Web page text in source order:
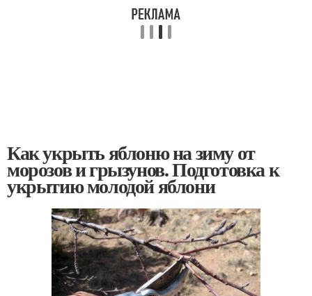
Как укрыть яблоню на зиму от
морозов и грызунов. Подготовка к
укрытию молодой яблони